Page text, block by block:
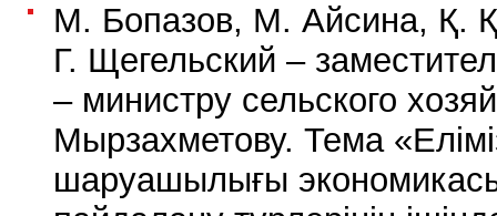
М. Бопазов, М. Айсина, Қ.
Г. Щегельский –
– министру сельского
Мырзахметову. Тема
шаруашылығы